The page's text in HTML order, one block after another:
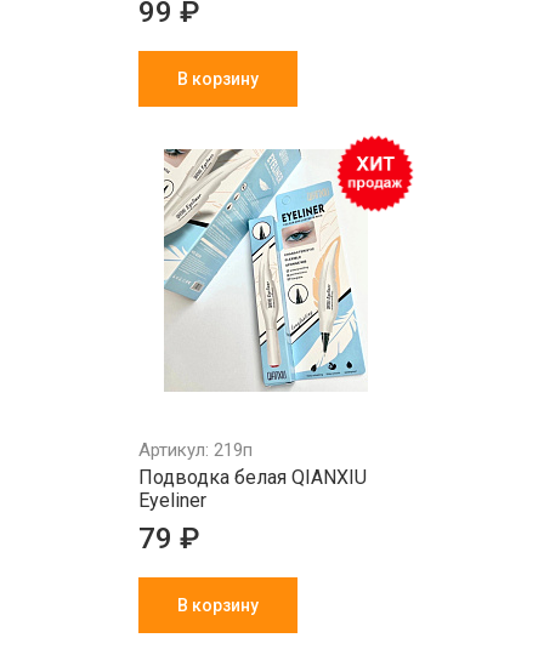
99 ₽
В корзину
Артикул: 219п
Подводка белая QIANXIU
Eyeliner
79 ₽
В корзину